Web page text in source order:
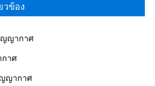
วข้อง
ญญากาศ
กาศ
ญากาศ